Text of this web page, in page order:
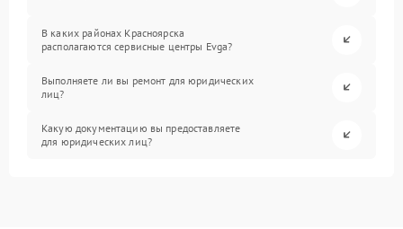
В каких районах Красноярска
располагаются сервисные центры Evga?
Выполняете ли вы ремонт для юридических
лиц?
Какую документацию вы предоставляете
для юридических лиц?